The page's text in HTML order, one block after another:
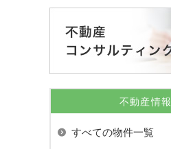
不動産情報
すべての物件一覧